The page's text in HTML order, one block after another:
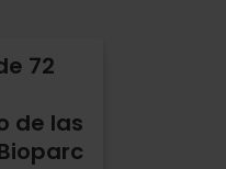
72
de las